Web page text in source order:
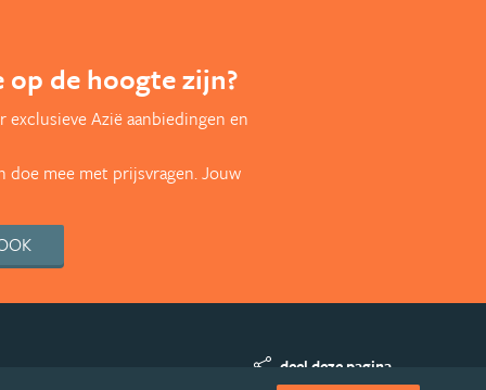
op de hoogte zijn?
exclusieve Azië aanbiedingen en
doe mee met prijsvragen. Jouw
deel deze pagina